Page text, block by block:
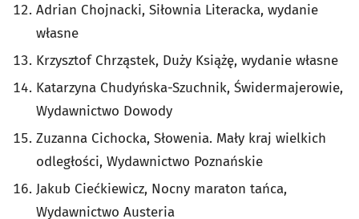
Adrian Chojnacki, Siłownia Literacka, wydanie
własne
Krzysztof Chrząstek, Duży Książę, wydanie własne
Katarzyna Chudyńska-Szuchnik, Świdermajerowie,
Wydawnictwo Dowody
Zuzanna Cichocka, Słowenia. Mały kraj wielkich
odległości, Wydawnictwo Poznańskie
Jakub Ciećkiewicz, Nocny maraton tańca,
Wydawnictwo Austeria